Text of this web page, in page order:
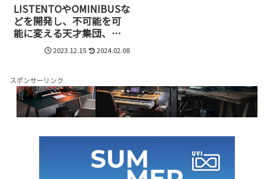
LISTENTOやOMINIBUSな
どを開発し、不可能を可
能に変える天才集団、
Abbey Road Studiosの
Audiomoversとは
2023.12.15 2024.02.08
スポンサーリンク